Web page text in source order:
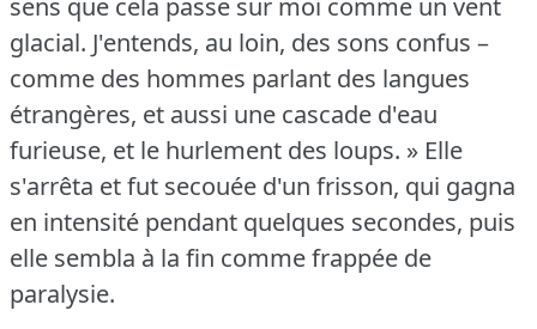
glacial. J'entends, au loin, des sons confus –
comme des hommes parlant des langues
étrangères, et aussi une cascade d'eau
furieuse, et le hurlement des loups. » Elle
s'arrêta et fut secouée d'un frisson, qui gagna
en intensité pendant quelques secondes, puis
elle sembla à la fin comme frappée de
paralysie.